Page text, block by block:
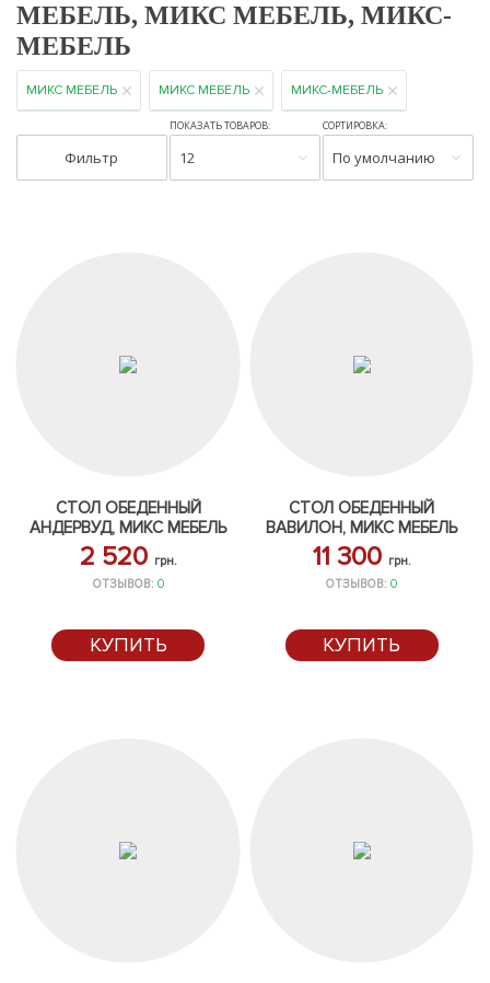
МЕБЕЛЬ, МИКС МЕБЕЛЬ, МИКС-
МЕБЕЛЬ
МИКС МЕБЕЛЬ МИКС МЕБЕЛЬ МИКС-МЕБЕЛЬ
Фильтр
ПОКАЗАТЬ ТОВАРОВ:
12
СОРТИРОВКА:
По умолчанию
СТОЛ ОБЕДЕННЫЙ
АНДЕРВУД, МИКС МЕБЕЛЬ
2 520 грн.
ОТЗЫВОВ: 0
КУПИТЬ
СТОЛ ОБЕДЕННЫЙ
ВАВИЛОН, МИКС МЕБЕЛЬ
11 300 грн.
ОТЗЫВОВ:0
КУПИТЬ